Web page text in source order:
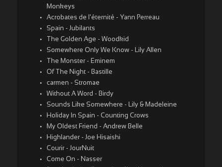
Monkeys
Acrobates de l'éternité - Yann Perreau
Spain - Jubilants
The Golden Age - Woodkid
Somewhere Only We Know - Lily Allen
The Monster - Eminem
Of The Night - Bastille
carmen - Stromae
Without A Word - Birdy
Sounds Like Somewhere - Lily & Madeleine
Holiday In Spain - Counting Crows
My Oldest Friend - Andrew Belle
Highlander - Joe Hisaishi
Courir - JourNuit
Come On - Nasser